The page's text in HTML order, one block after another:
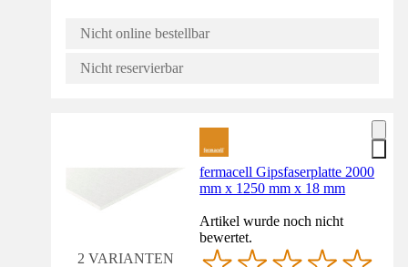
Nicht online bestellbar
Nicht reservierbar
2 VARIANTEN
fermacell Gipsfaserplatte 2000
mm x 1250 mm x 18 mm
Artikel wurde noch nicht
bewertet.